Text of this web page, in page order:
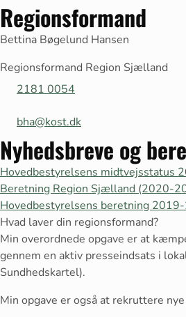
Regionsformand
Bettina Bøgelund Hansen
Regionsformand Region Sjælland
2181 0054
bha@kost.dk
Nyhedsbreve og
Hovedbestyrelsens midtvejsstatus
Beretning Region Sjælland (2020-
Hovedbestyrelsens beretning
Hvad laver din regionsformand?
Min overordnede opgave er at
gennem en aktiv presseindsats i
Sundhedskartel).
Min opgave er også at rekruttere